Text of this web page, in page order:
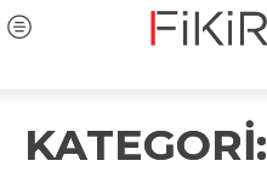
KATEGORİ: